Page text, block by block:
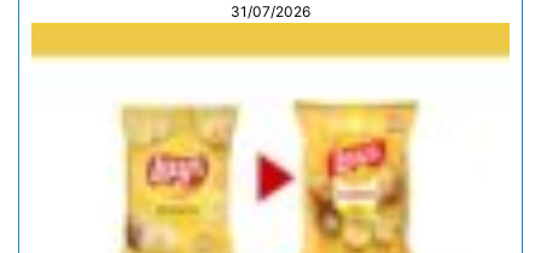
31/07/2026